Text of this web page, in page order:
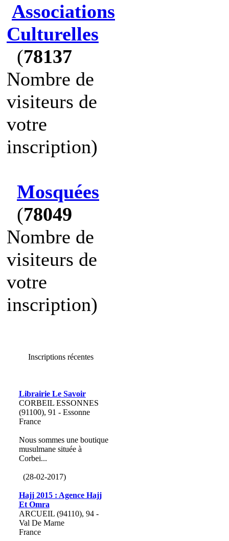
Associations
Culturelles
(78137
Nombre de
visiteurs de
votre
inscription)
Mosquées
(78049
Nombre de
visiteurs de
votre
inscription)
Inscriptions récentes
Librairie Le Savoir
CORBEIL ESSONNES
(91100), 91 - Essonne
France
Nous sommes une boutique
musulmane située à
Corbei...
(28-02-2017)
Hajj 2015 : Agence Hajj
Et Omra
ARCUEIL (94110), 94 -
Val De Marne
France